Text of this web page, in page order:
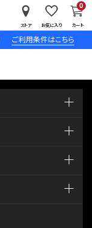
ご利用条件はこちら
ストア お気に入り カート
0